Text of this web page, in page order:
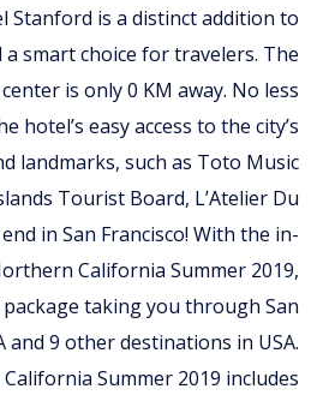
Stanford is a distinct addition to
a smart choice for travelers. The
is only 0 KM away. No less
hotel’s easy access to the city’s
landmarks, such as Toto Music
Tourist Board, L’Atelier Du
in San Francisco! With the in-
California Summer 2019,
taking you through San
and 9 other destinations in USA.
Summer 2019 includes